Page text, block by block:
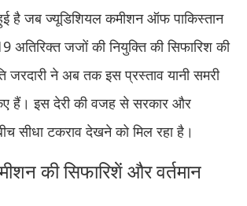
है जब ज्यूडिशियल कमीशन ऑफ पाकिस्तान
अतिरिक्त जजों की नियुक्ति की सिफारिश की
जरदारी ने अब तक इस प्रस्ताव यानी समरी
हैं। इस देरी की वजह से सरकार और
सीधा टकराव देखने को मिल रहा है।
की सिफारिशें और वर्तमान